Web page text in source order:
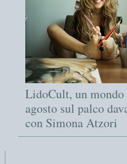
LidoCult, un
agosto sul palco
con Simona Atzori